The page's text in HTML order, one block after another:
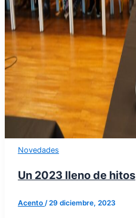
Novedades
Un 2023 lleno de hitos
Acento /29 diciembre, 2023